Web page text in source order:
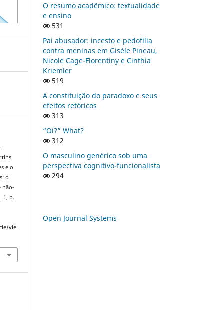
e o
o
não-
1, p.
vie
O resumo acadêmico: textualidade
e ensino
531
Pai abusador: incesto e pedofilia
contra meninas em Gisèle Pineau,
Nicole Cage-Florentiny e Cinthia
Kriemler
519
A constituição do paradoxo e seus
efeitos retóricos
313
“Oi?” What?
312
O masculino genérico sob uma
perspectiva cognitivo-funcionalista
294
Open Journal Systems